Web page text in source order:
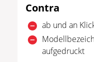
Contra
ab und an
aufgedruckt